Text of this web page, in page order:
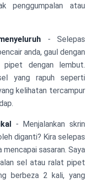
penggumpalan atau
- Selepas
anda, gaul dengan
dengan lembut.
yang rapuh seperti
kelihatan tercampur
- Menjalankan skrin
diganti? Kira selepas
sasaran. Saya
sel atau ralat pipet
berbeza 2 kali, yang